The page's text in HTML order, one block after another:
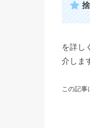
を詳し
介しま
この記